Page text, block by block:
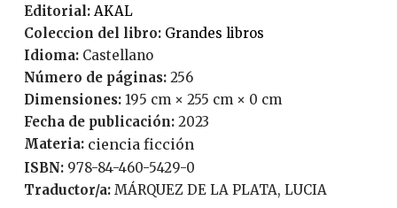
Editorial:
AKAL
Coleccion del libro:
Grandes libros
Idioma:
Castellano
Número de páginas:
256
Dimensiones: 195 cm × 255 cm × 0 cm
Fecha de publicación:
2023
Materia: ciencia ficción
ISBN:
978-84-460-5429-0
Traductor/a:
MÁRQUEZ DE LA PLATA, LUCIA